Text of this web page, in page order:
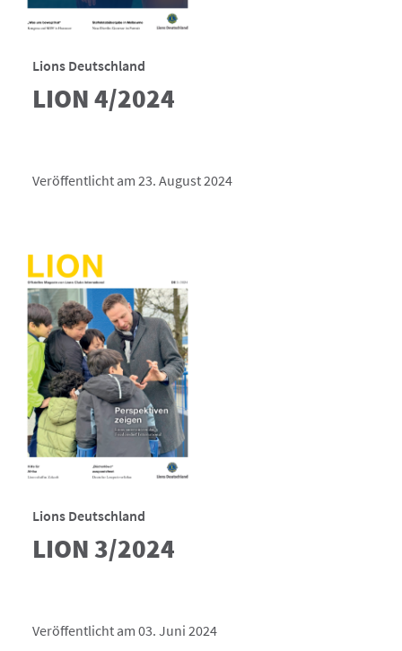
Lions Deutschland
LION 4/2024
Veröffentlicht am 23. August 2024
Lions Deutschland
LION 3/2024
Veröffentlicht am 03. Juni 2024